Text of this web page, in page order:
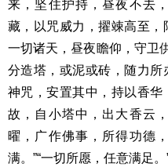
来，坚住护持，昼夜不去
藏，以咒威力，擢竦高至，
一切诸天，昼夜瞻仰，守卫
分造塔，或泥或砖，随力
神咒，安置其中，持以香
故，自小塔中，出大香云
曜，广作佛事，所得功德
满。”“一切所愿，任意满足。